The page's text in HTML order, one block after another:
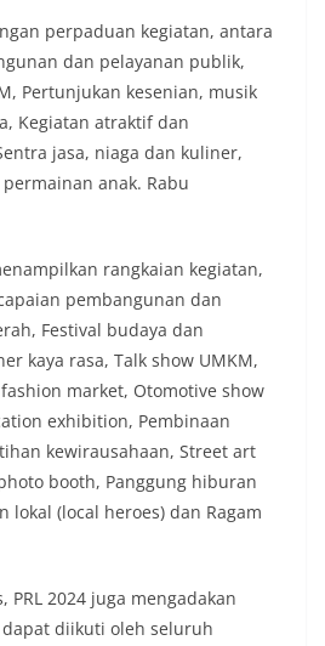
perpaduan kegiatan, antara
dan pelayanan publik,
Pertunjukan kesenian, musik
Kegiatan atraktif dan
jasa, niaga dan kuliner,
anak. Rabu
rangkaian kegiatan,
pembangunan dan
Festival budaya dan
kaya rasa, Talk show UMKM,
market, Otomotive show
exhibition, Pembinaan
kewirausahaan, Street art
booth, Panggung hiburan
lokal (local heroes) dan Ragam
PRL 2024 juga mengadakan
diikuti oleh seluruh